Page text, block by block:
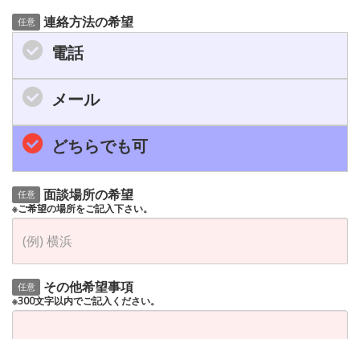
任意 連絡方法の希望
電話
メール
どちらでも可
任意 面談場所の希望
※ご希望の場所をご記入下さい。
任意 その他希望事項
※300文字以内でご記入ください。